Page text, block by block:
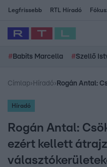
Legfrissebb RTL Híradó
# Babits Marcella #Szellő
Címlap› Híradó›
Híradó
Rogán Antal:
ezért kellett